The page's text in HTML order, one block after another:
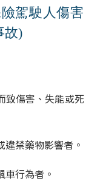
駕駛人傷害
故)
致傷害、失能或死
禁藥物影響者。
行為者。